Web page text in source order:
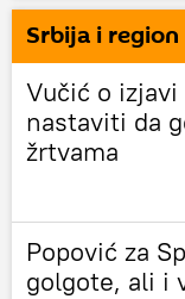
Srbija i region
Vučić o
nastaviti da
žrtvama
Popović za
golgote, ali i